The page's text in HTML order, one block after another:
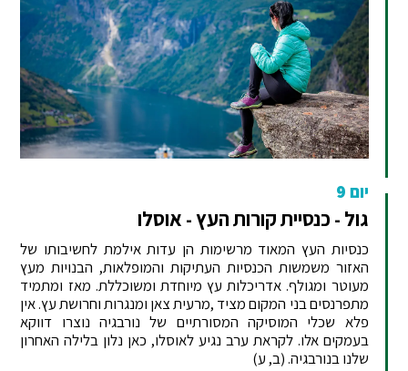
יום 9
גול - כנסיית קורות העץ - אוסלו
כנסיות העץ המאוד מרשימות הן עדות אילמת לחשיבותו של
האזור משמשות הכנסיות העתיקות והמופלאות, הבנויות מעץ
מעוטר ומגולף. אדריכלות עץ מיוחדת ומשוכללת. מאז ומתמיד
מתפרנסים בני המקום מציד ,מרעית צאן ומנגרות וחרושת עץ. אין
פלא שכלי המוסיקה המסורתיים של נורבגיה נוצרו דווקא
בעמקים אלו. לקראת ערב נגיע לאוסלו, כאן נלון בלילה האחרון
שלנו בנורבגיה. (ב, ע)